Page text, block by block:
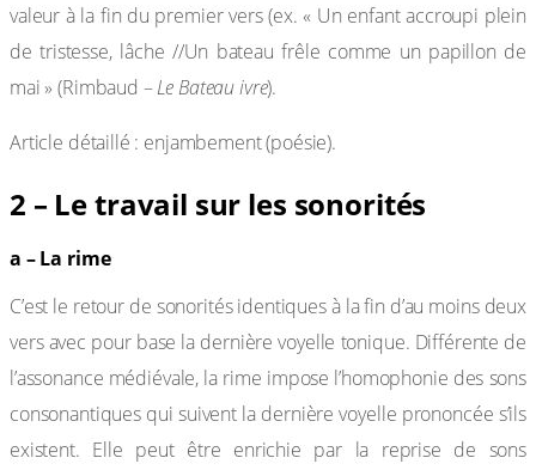
valeur à la fin du premier vers (ex. « Un enfant accroupi plein
de tristesse, lâche //Un bateau frêle comme un papillon de
mai » (Rimbaud –Le Bateau ivre).
Article détaillé : enjambement (poésie).
2 – Le travail sur les sonorités
a – La rime
C’est le retour de sonorités identiques à la fin d’au moins deux
vers avec pour base la dernière voyelle tonique. Différente de
l’assonance médiévale, la rime impose l’homophonie des sons
consonantiques qui suivent la dernière voyelle prononcée s’ils
existent. Elle peut être enrichie par la reprise de sons